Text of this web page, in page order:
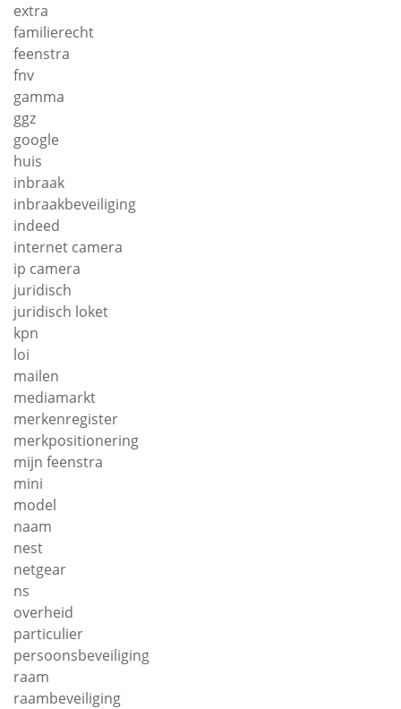
extra
familierecht
feenstra
fnv
gamma
ggz
google
huis
inbraak
inbraakbeveiliging
indeed
internet camera
ip camera
juridisch
juridisch loket
kpn
loi
mailen
mediamarkt
merkenregister
merkpositionering
mijn feenstra
mini
model
naam
nest
netgear
ns
overheid
particulier
persoonsbeveiliging
raam
raambeveiliging